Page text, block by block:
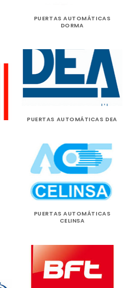
PUERTAS AUTOMÁTICAS
DORMA
PUERTAS AUTOMÁTICAS DEA
PUERTAS AUTOMÁTICAS
CELINSA